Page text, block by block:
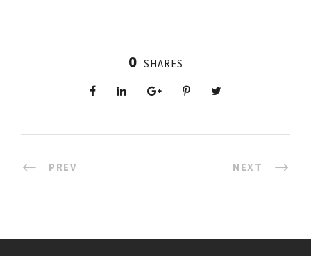
0 SHARES
PREV NEXT